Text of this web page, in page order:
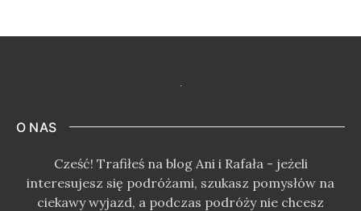
O NAS
Cześć! Trafiłeś na blog Ani i Rafała - jeżeli
interesujesz się podróżami, szukasz pomysłów na
ciekawy wyjazd, a podczas podróży nie chcesz